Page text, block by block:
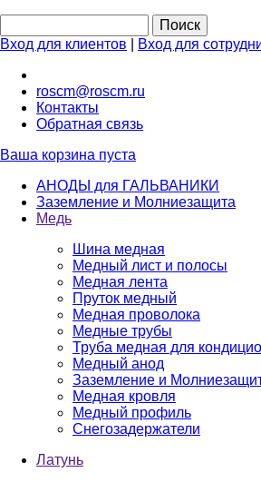
Вход для клиентов Вход для
roscm@roscm.ru
Контакты
Обратная связь
Ваша корзина пуста
АНОДЫ для ГАЛЬВАНИКИ
Заземление и Молниезащита
Медь
Шина медная
Медный лист и полосы
Медная лента
Пруток медный
Медная проволока
Медные трубы
Труба медная для
Медный анод
Заземление и
Медная кровля
Медный профиль
Снегозадержатели
Латунь